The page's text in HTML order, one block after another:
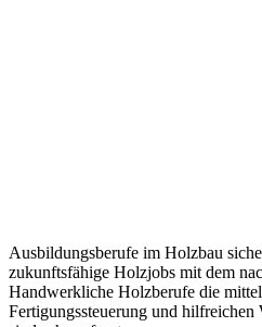
Ausbildungsberufe im Holzbau
zukunftsfähige Holzjobs mit dem
Handwerkliche Holzberufe die
Fertigungssteuerung und hilfreichen